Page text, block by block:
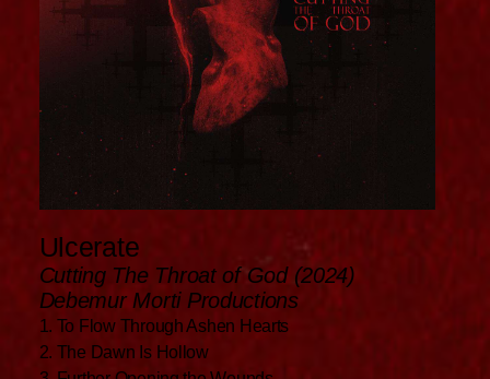
Ulcerate
Cutting The Throat of God (2024)
Debemur Morti Productions
1. To Flow Through Ashen Hearts
2. The Dawn Is Hollow